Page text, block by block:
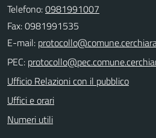
Telefono:0981991007
Fax: 0981991535
E-mail:
PEC:
Ufficio Relazioni con il pubblico
Uffici e orari
Numeri utili